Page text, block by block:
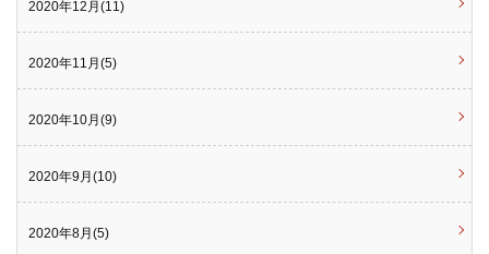
2020年12月(11)
2020年11月(5)
2020年10月(9)
2020年9月(10)
2020年8月(5)